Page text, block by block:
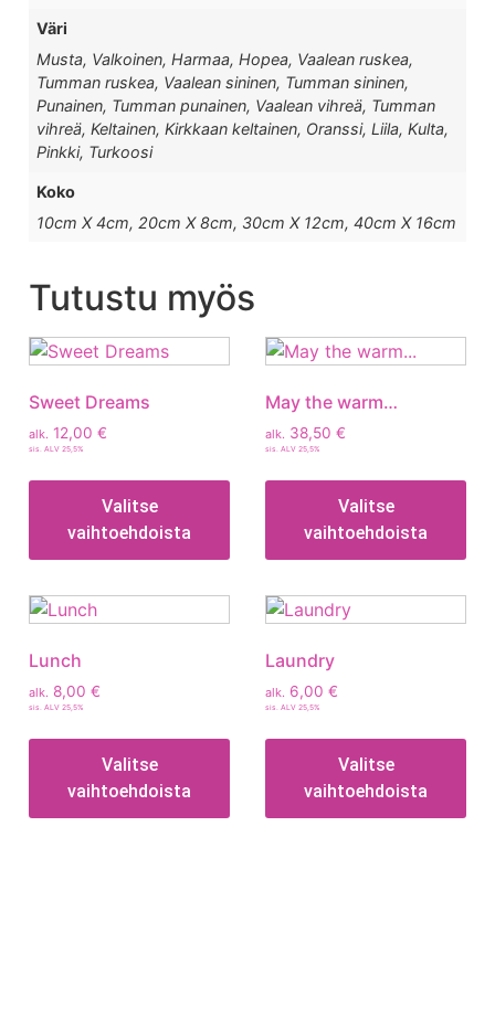
Väri
Musta, Valkoinen, Harmaa, Hopea, Vaalean ruskea,
Tumman ruskea, Vaalean sininen, Tumman sininen,
Punainen, Tumman punainen, Vaalean vihreä, Tumman
vihreä, Keltainen, Kirkkaan keltainen, Oranssi, Liila, Kulta,
Pinkki, Turkoosi
Koko
10cm X 4cm, 20cm X 8cm, 30cm X 12cm, 40cm X 16cm
Tutustu myös
Sweet Dreams
alk. 12,00 €
sis. ALV 25,5%
Valitse
vaihtoehdoista
May the warm…
alk. 38,50 €
sis. ALV 25,5%
Valitse
vaihtoehdoista
Lunch
alk. 8,00 €
sis. ALV 25,5%
Valitse
vaihtoehdoista
Laundry
alk. 6,00 €
sis. ALV 25,5%
Valitse
vaihtoehdoista